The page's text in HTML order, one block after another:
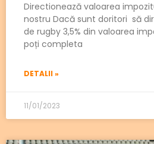
Directionează valoarea
nostru Dacă sunt doritori să
de rugby 3,5% din valoarea
poți completa
DETALII »
11/01/2023